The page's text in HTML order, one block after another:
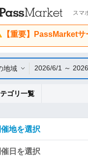
スマ
【重要】PassMarket
地域 2026/6/1 ～
ゴリ一覧
催地を選択
催日を選択